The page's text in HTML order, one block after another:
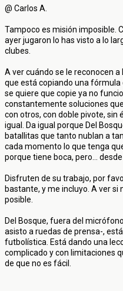
@ Carlos A.
Tampoco es misión imposible.
ayer jugaron lo has visto a lo
clubes.
A ver cuándo se le reconocen
que está copiando una
se quiere que copie ya no
constantemente soluciones
con otros, con doble pivote, sin
igual. Da igual porque Del
batallitas que tanto nublan a
cada momento lo que tenga
porque tiene boca, pero...
Disfruten de su trabajo, por
bastante, y me incluyo. A ver si
posible.
Del Bosque, fuera del
asisto a ruedas de prensa-,
futbolística. Está dando una
complicado y con limitaciones
de que no es fácil.